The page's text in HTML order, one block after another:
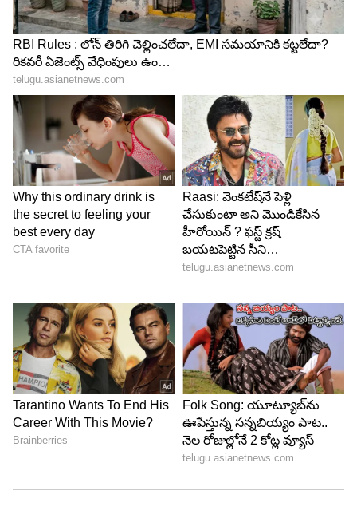
ఎక్కడికైనా సులభంగా తీసుకెళ్లవచ్చు. ఇంటి తలుపులు,
ఆఫీస్ లాకర్లు, జిమ్ లాకర్లు, స్కూల్ లాకర్లు, సూట్‌కేసులు,
హ్యాండ్‌బ్యాగులు, గోల్ఫ్ బ్యాగులు, సైకిళ్లు, అల్మారాలు వంటి
అనేక చోట్ల దీనిని ఉపయోగించవచ్చు. వాటర్‌ప్రూఫ్ మెటల్
బాడీ ఉండటంతో బయట వాతావరణంలో కూడా ఇది
సమర్థంగా పనిచేస్తుంది.
5
5
Image Credit :Amazon.in
బలమైన నిర్మాణం.. తక్కువ విద్యుత్ వినియోగం
ఈ స్మార్ట్ లాక్‌ను జింక్, అలాయ్ స్టీల్‌తో తయారు చేశారు.
బలమైన నిర్మాణం ఉండటంతో దీర్ఘకాలం మన్నికగా
ఉంటుంది. తక్కువ విద్యుత్ వినియోగంతో పనిచేసేలా
ప్రత్యేక బ్యాటరీ సేవింగ్ టెక్నాలజీని అందించారు. తరచూ
ఛార్జింగ్ చేయాల్సిన అవసరం లేకుండా మంచి పనితీరు
అందిస్తుంది. ఇంటి భద్రత, కార్యాలయ భద్రత లేదా